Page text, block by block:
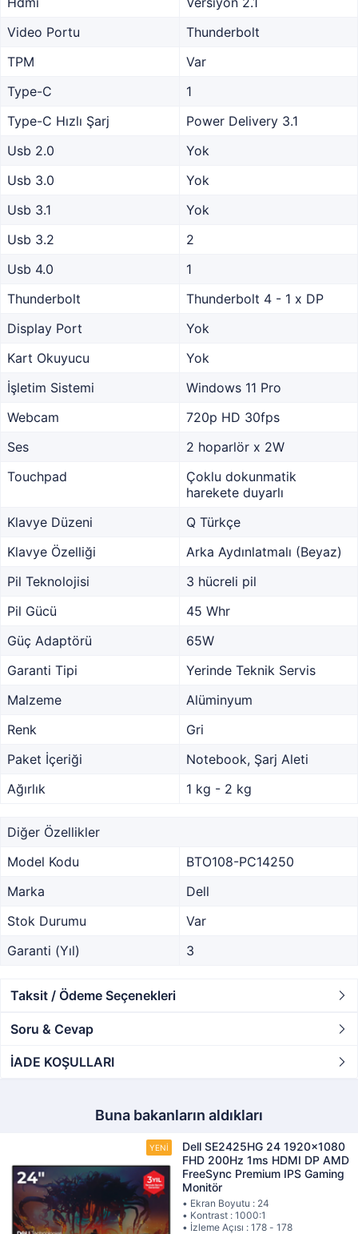
Video Portu
Thunderbolt
TPM
Var
Type-C
1
Type-C Hızlı Şarj
Power Delivery 3.1
Usb 2.0
Yok
Usb 3.0
Yok
Usb 3.1
Yok
Usb 3.2
2
Usb 4.0
1
Thunderbolt
Thunderbolt 4 - 1 x DP
Display Port
Yok
Kart Okuyucu
Yok
İşletim Sistemi
Windows 11 Pro
Webcam
720p HD 30fps
Ses
2 hoparlör x 2W
Touchpad
Çoklu dokunmatik
harekete duyarlı
Klavye Düzeni
Q Türkçe
Klavye Özelliği
Arka Aydınlatmalı (Beyaz)
Pil Teknolojisi
3 hücreli pil
Pil Gücü
45 Whr
Güç Adaptörü
65W
Garanti Tipi
Yerinde Teknik Servis
Malzeme
Alüminyum
Renk
Gri
Paket İçeriği
Notebook, Şarj Aleti
Ağırlık
1 kg - 2 kg
Diğer Özellikler
Model Kodu
BTO108-PC14250
Marka
Dell
Stok Durumu
Var
Garanti (Yıl)
3
Taksit / Ödeme Seçenekleri
Soru & Cevap
İADE KOŞULLARI
Buna bakanların aldıkları
Dell SE2425HG 24 1920x1080
FHD 200Hz 1ms HDMI DP AMD
FreeSync Premium IPS Gaming
Monitör
• Ekran Boyutu : 24
• Kontrast : 1000:1
• İzleme Açısı : 178 - 178